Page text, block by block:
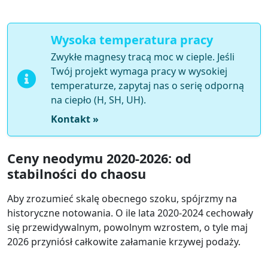
Wysoka temperatura pracy
Zwykłe magnesy tracą moc w cieple. Jeśli
Twój projekt wymaga pracy w wysokiej
temperaturze, zapytaj nas o serię odporną
na ciepło (H, SH, UH).
Kontakt »
Ceny neodymu 2020-2026: od
stabilności do chaosu
Aby zrozumieć skalę obecnego szoku, spójrzmy na
historyczne notowania. O ile lata 2020-2024 cechowały
się przewidywalnym, powolnym wzrostem, o tyle maj
2026 przyniósł całkowite załamanie krzywej podaży.